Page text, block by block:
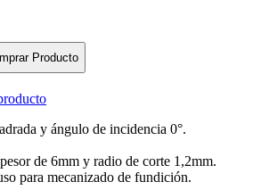
Producto
y ángulo de incidencia 0°.
de 6mm y radio de corte 1,2mm.
para mecanizado de fundición.